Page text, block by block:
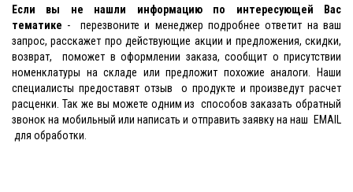
Если вы не нашли информацию по интересующей Вас
тематике - перезвоните и менеджер подробнее ответит на ваш
запрос, расскажет про действующие акции и предложения, скидки,
возврат, поможет в оформлении заказа, сообщит о присутствии
номенклатуры на складе или предложит похожие аналоги. Наши
специалисты предоставят отзыв о продукте и произведут расчет
расценки. Так же вы можете одним из способов заказать обратный
звонок на мобильный или написать и отправить заявку на наш EMAIL
для обработки.